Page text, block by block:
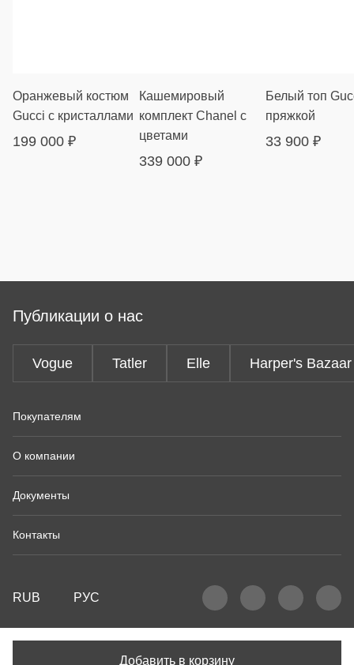
Добавить в корзину
Оранжевый костюм
Gucci с кристаллами
199 000 ₽
Кашемировый
комплект Chanel с
цветами
339 000 ₽
Белый топ
пряжкой
33 900 ₽
Публикации о нас
Vogue Tatler Elle Harper's Bazaar
Покупателям
О компании
Документы
Контакты
RUB РУС